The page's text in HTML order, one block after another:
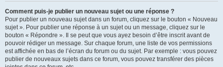
Comment puis-je publier un nouveau sujet ou une réponse ?
Pour publier un nouveau sujet dans un forum, cliquez sur le bouton « Nouveau
sujet ». Pour publier une réponse à un sujet ou un message, cliquez sur le
bouton « Répondre ». Il se peut que vous ayez besoin d’être inscrit avant de
pouvoir rédiger un message. Sur chaque forum, une liste de vos permissions
est affichée en bas de l’écran du forum ou du sujet. Par exemple : vous pouvez
publier de nouveaux sujets dans ce forum, vous pouvez transférer des pièces